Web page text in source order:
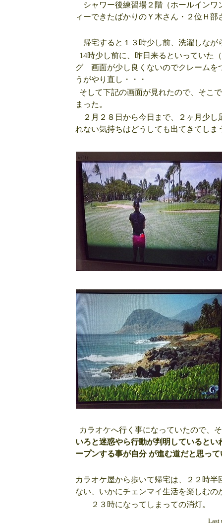
シャワー後練習場２階（ホールイン
ィーできたばかりのＹ木さん・２位Ｈ
帰宅すると１３時少し前、洗濯しなが
14時少し前に、昨日来るといっていた
グ 画面が少し良くないのでクレームを
うがやり直し・・・
そして下記の画面が見れたので、そこ
まった。
２月２８日から今日まで、２ヶ月少し
れない気持ちはどうしても出てきてしま
カラオケへ行く事になっていたので
いろと迷惑やら行動が判明していると
ープンする事が自分 が進む道だと思って
カラオケ屋から歩いて帰宅は、２２時
ない、いかにチェンマイ生活を楽しむ
２３時になってしまっての消灯。
Last